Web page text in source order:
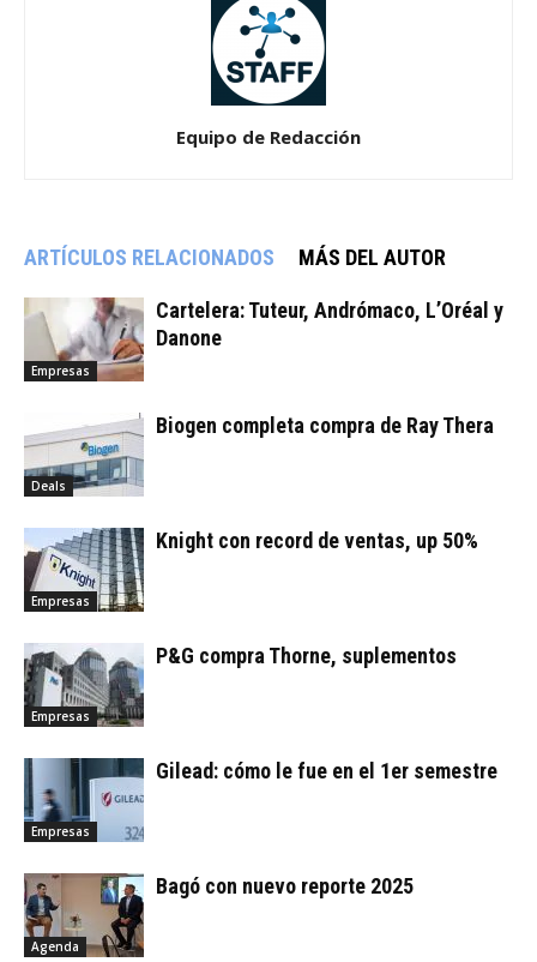
Equipo de Redacción
ARTÍCULOS RELACIONADOS MÁS DEL AUTOR
Empresas
Cartelera: Tuteur, Andrómaco, L’Oréal y
Danone
Deals
Biogen completa compra de Ray Thera
Empresas
Knight con record de ventas, up 50%
Empresas
P&G compra Thorne, suplementos
Empresas
Gilead: cómo le fue en el 1er semestre
Agenda
Bagó con nuevo reporte 2025